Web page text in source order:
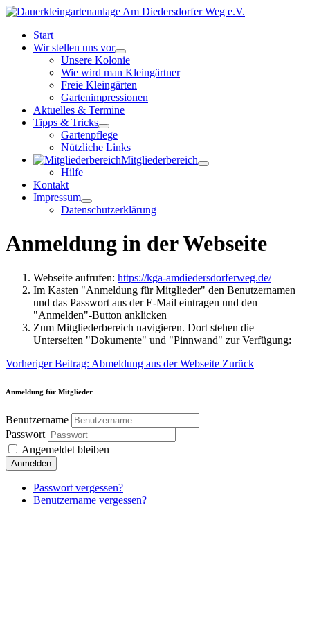
Start
Wir stellen uns vor
Unsere Kolonie
Wie wird man Kleingärtner
Freie Kleingärten
Gartenimpressionen
Aktuelles & Termine
Tipps & Tricks
Gartenpflege
Nützliche Links
Mitgliederbereich
Hilfe
Kontakt
Impressum
Datenschutzerklärung
Anmeldung in der Webseite
Webseite aufrufen: https://kga-amdiedersdorferweg.de/
Im Kasten "Anmeldung für Mitglieder" den Benutzernamen
und das Passwort aus der E-Mail eintragen und den
"Anmelden"-Button anklicken
Zum Mitgliederbereich navigieren. Dort stehen die
Unterseiten "Dokumente" und "Pinnwand" zur Verfügung:
Vorheriger Beitrag: Abmeldung aus der Webseite Zurück
Anmeldung für Mitglieder
Benutzername
Passwort
Angemeldet bleiben
Anmelden
Passwort vergessen?
Benutzername vergessen?